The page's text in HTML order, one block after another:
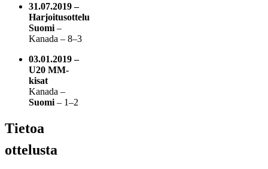
31.07.2019 –
Harjoitusottelu
Suomi –
Kanada – 8–3
03.01.2019 –
U20 MM-
kisat
Kanada –
Suomi – 1–2
Tietoa
ottelusta